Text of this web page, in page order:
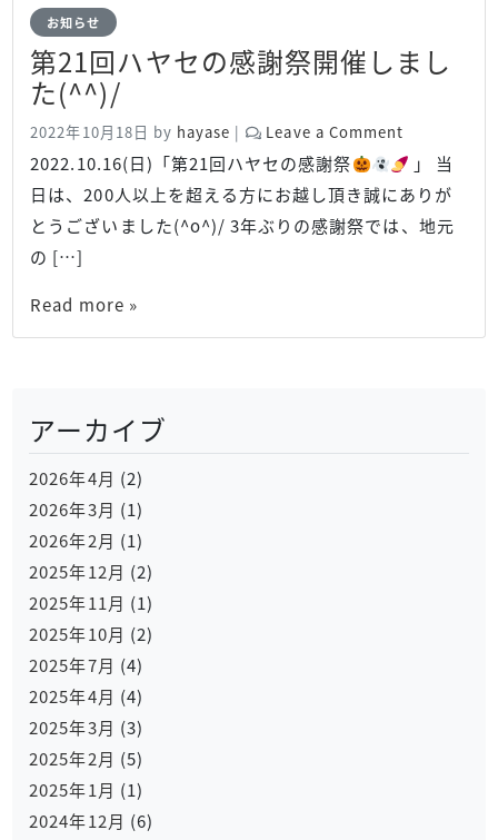
お知らせ
第21回ハヤセの感謝祭開催しまし
た(^^)/
2022年10月18日 by hayase | Leave a Comment
2022.10.16(日)「第21回ハヤセの感謝祭
」 当
日は、200人以上を超える方にお越し頂き誠にありが
とうございました(^o^)/ 3年ぶりの感謝祭では、地元
の […]
Read more »
アーカイブ
2026年4月 (2)
2026年3月 (1)
2026年2月 (1)
2025年12月 (2)
2025年11月 (1)
2025年10月 (2)
2025年7月 (4)
2025年4月 (4)
2025年3月 (3)
2025年2月 (5)
2025年1月 (1)
2024年12月 (6)